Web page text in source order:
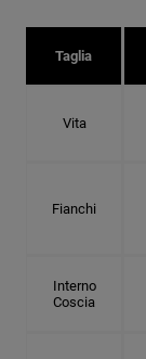
Taglia
Vita
Fianchi
Interno
Coscia